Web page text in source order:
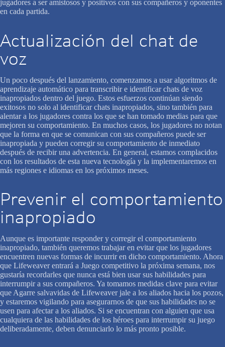
jugadores a ser amistosos y positivos con sus compañeros y oponentes
en cada partida.
Actualización del chat de
voz
Un poco después del lanzamiento, comenzamos a usar algoritmos de
aprendizaje automático para transcribir e identificar chats de voz
inapropiados dentro del juego. Estos esfuerzos continúan siendo
exitosos no solo al identificar chats inapropiados, sino también para
alentar a los jugadores contra los que se han tomado medias para que
mejoren su comportamiento. En muchos casos, los jugadores no notan
que la forma en que se comunican con sus compañeros puede ser
inapropiada y pueden corregir su comportamiento de inmediato
después de recibir una advertencia. En general, estamos complacidos
con los resultados de esta nueva tecnología y la implementaremos en
más regiones e idiomas en los próximos meses.
Prevenir el comportamiento
inapropiado
Aunque es importante responder y corregir el comportamiento
inapropiado, también queremos trabajar en evitar que los jugadores
encuentren nuevas formas de incurrir en dicho comportamiento. Ahora
que Lifeweaver entrará a Juego competitivo la próxima semana, nos
gustaría recordarles que nunca está bien usar sus habilidades para
interrumpir a sus compañeros. Ya tomamos medidas clave para evitar
que Agarre salvavidas de Lifeweaver jale a los aliados hacia los pozos,
y estaremos vigilando para asegurarnos de que sus habilidades no se
usen para afectar a los aliados. Si se encuentran con alguien que usa
cualquiera de las habilidades de los héroes para interrumpir su juego
deliberadamente, deben denunciarlo lo más pronto posible.